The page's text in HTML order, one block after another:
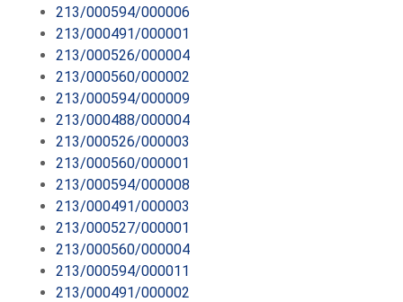
213/000594/000006
213/000491/000001
213/000526/000004
213/000560/000002
213/000594/000009
213/000488/000004
213/000526/000003
213/000560/000001
213/000594/000008
213/000491/000003
213/000527/000001
213/000560/000004
213/000594/000011
213/000491/000002